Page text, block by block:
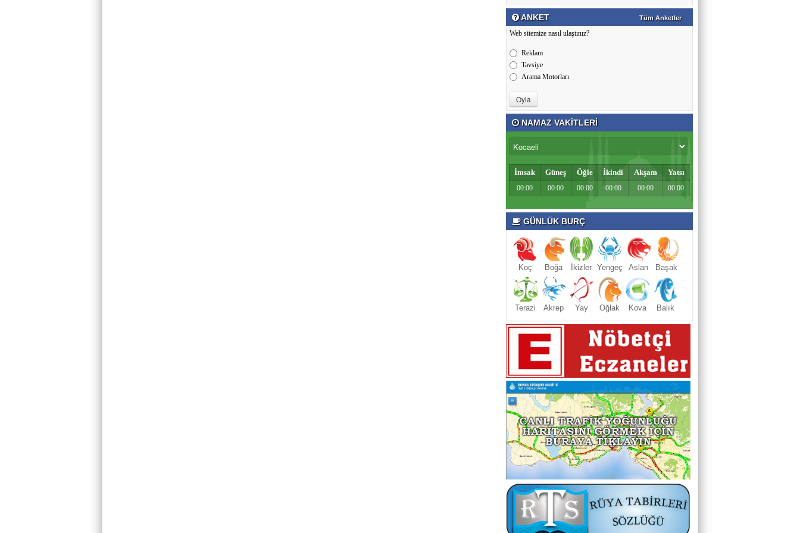
ANKET Tüm Anketler
Web sitemize nasıl ulaştınız?
Reklam
Tavsiye
Arama Motorları
NAMAZ VAKİTLERİ
İmsak Güneş Öğle İkindi Akşam Yatsı
00:00 00:00 00:00 00:00 00:00 00:00
GÜNLÜK BURÇ
Koç Boğa İkizler Yengeç Aslan Başak
Terazi Akrep Yay Oğlak Kova Balık